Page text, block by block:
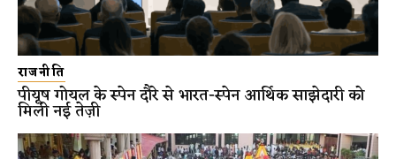
राजनीति
पीयूष गोयल के स्पेन दौरे से भारत-स्पेन आर्थिक साझेदारी को
मिली नई तेज़ी